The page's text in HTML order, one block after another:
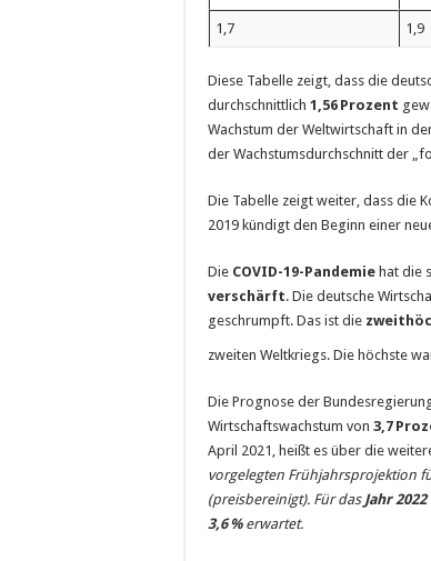
1,7 1,9
Diese Tabelle zeigt, dass die
durchschnittlich 1,56 Prozent
Wachstum der Weltwirtschaft in
der Wachstumsdurchschnitt der
Die Tabelle zeigt weiter, dass die
2019 kündigt den Beginn einer
Die COVID-19-Pandemie hat die
verschärft. Die deutsche
geschrumpft. Das ist die
zweiten Weltkriegs. Die höchste
Die Prognose der
Wirtschaftswachstum von 3,7
April 2021, heißt es über die
vorgelegten Frühjahrsprojektion
(preisbereinigt). Für das Jahr 2022
3,6 % erwartet.